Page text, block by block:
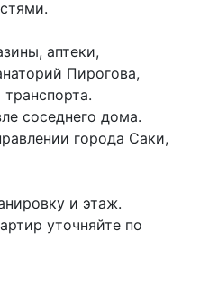
аптеки,
Пирогова,
соседнего дома.
города Саки,
и этаж.
уточняйте по